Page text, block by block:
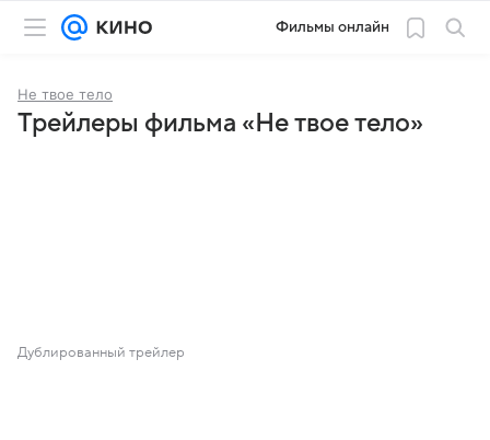
Фильмы онлайн
Не твое тело
Трейлеры фильма «Не твое тело»
Дублированный трейлер